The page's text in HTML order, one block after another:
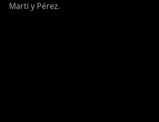
Martí y Pérez.